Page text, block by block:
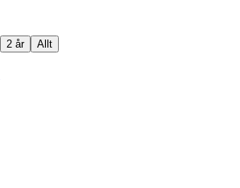
2 år Allt